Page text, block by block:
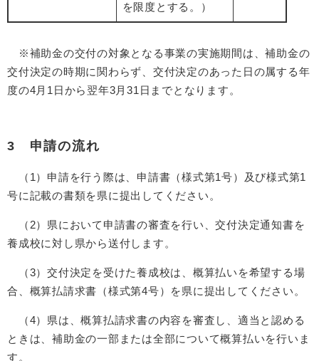
を限度とする。）
※補助金の交付の対象となる事業の実施期間は、補助金の
交付決定の時期に関わらず、交付決定のあった日の属する年
度の4月1日から翌年3月31日までとなります。
3 申請の流れ
（1）申請を行う際は、申請書（様式第1号）及び様式第1
号に記載の書類を県に提出してください。
（2）県において申請書の審査を行い、交付決定通知書を
養成校に対し県から送付します。
（3）交付決定を受けた養成校は、概算払いを希望する場
合、概算払請求書（様式第4号）を県に提出してください。
（4）県は、概算払請求書の内容を審査し、適当と認める
ときは、補助金の一部または全部について概算払いを行いま
す。